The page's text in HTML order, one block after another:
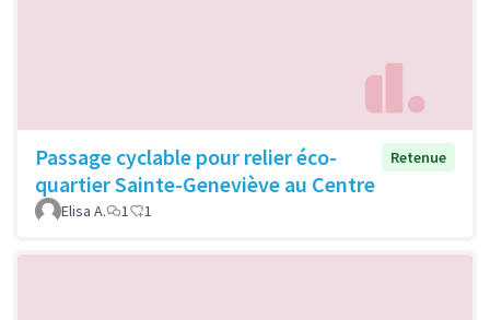
Passage cyclable pour relier éco-
quartier Sainte-Geneviève au Centre
Retenue
Elisa A. 1 1